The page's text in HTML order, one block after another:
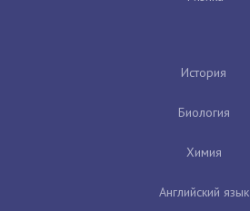
История
Биология
Химия
Английский язык